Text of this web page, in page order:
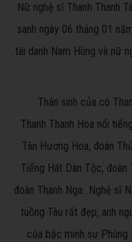
Nữ nghệ sĩ Thanh Thanh
sanh ngày 06 tháng 01
tài danh Nam Hùng và nữ
Thân sinh của cô
Thanh Thanh Hoa nổi
Tân Hương Hoa, đoàn
Tiếng Hát Dân Tộc,
đoàn Thanh Nga…Nghệ sĩ
tuồng Tàu rất đẹp, anh
của bậc minh sư Phùng